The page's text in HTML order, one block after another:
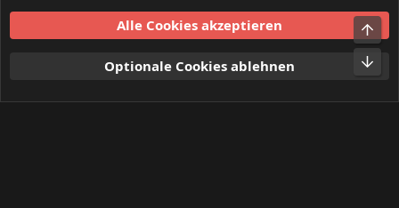
Nutzungsbedingungen
Datenschutz
S
Alle Cookies akzeptieren
Optionale Cookies ablehnen